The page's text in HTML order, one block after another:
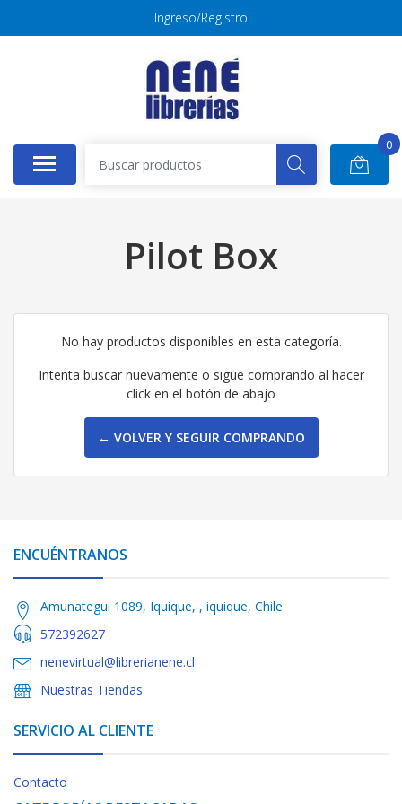
Ingreso/Registro
0
Pilot Box
No hay productos disponibles en esta categoría.
Intenta buscar nuevamente o sigue comprando al hacer
click en el botón de abajo
← VOLVER Y SEGUIR COMPRANDO
ENCUÉNTRANOS
Amunategui 1089, Iquique, , iquique, Chile
572392627
nenevirtual@librerianene.cl
Nuestras Tiendas
SERVICIO AL CLIENTE
Contacto